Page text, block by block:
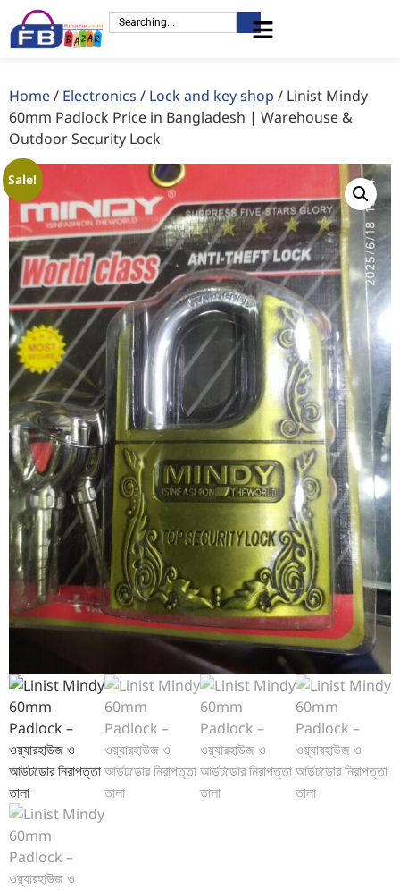
Home/ Electronics / Lock and key shop / Linist Mindy
60mm Padlock Price in Bangladesh | Warehouse &
Outdoor Security Lock
Sale!